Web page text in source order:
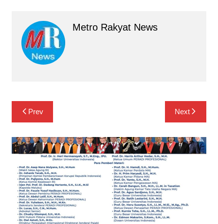
Metro Rakyat News
Navigasi
pos
Prev Next